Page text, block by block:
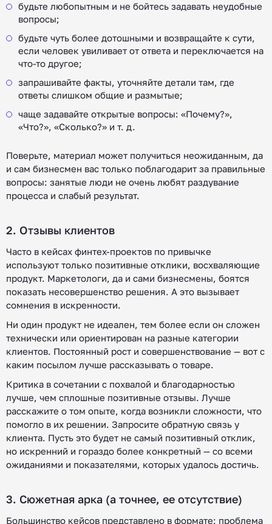
будьте любопытным и не бойтесь задавать неудобные
вопросы;
будьте чуть более дотошными и возвращайте к сути,
если человек увиливает от ответа и переключается на
что-то другое;
запрашивайте факты, уточняйте детали там, где
ответы слишком общие и размытые;
чаще задавайте открытые вопросы: «Почему?»,
«Что?», «Сколько?» и т. д.
Поверьте, материал может получиться неожиданным, да
и сам бизнесмен вас только поблагодарит за правильные
вопросы: занятые люди не очень любят раздувание
процесса и слабый результат.
2. Отзывы клиентов
Часто в кейсах финтех-проектов по привычке
используют только позитивные отклики, восхваляющие
продукт. Маркетологи, да и сами бизнесмены, боятся
показать несовершенство решения. А это вызывает
сомнения в искренности.
Ни один продукт не идеален, тем более если он сложен
технически или ориентирован на разные категории
клиентов. Постоянный рост и совершенствование — вот с
каким посылом лучше рассказывать о товаре.
Критика в сочетании с похвалой и благодарностью
лучше, чем сплошные позитивные отзывы. Лучше
расскажите о том опыте, когда возникли сложности, что
помогло в их решении. Запросите обратную связь у
клиента. Пусть это будет не самый позитивный отклик,
но искренний и гораздо более конкретный — со всеми
ожиданиями и показателями, которых удалось достичь.
3. Сюжетная арка (а точнее, ее отсутствие)
Большинство кейсов представлено в формате: проблема